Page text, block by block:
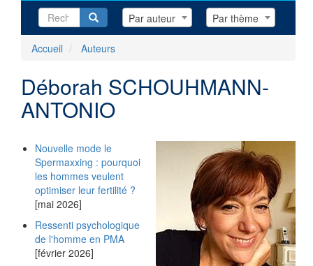
RecherchePar auteur Par thème
Accueil Auteurs
Déborah SCHOUHMANN-
ANTONIO
Nouvelle mode le
Spermaxxing : pourquoi
les hommes veulent
optimiser leur fertilité ?
[mai 2026]
Ressenti psychologique
de l'homme en PMA
[février 2026]